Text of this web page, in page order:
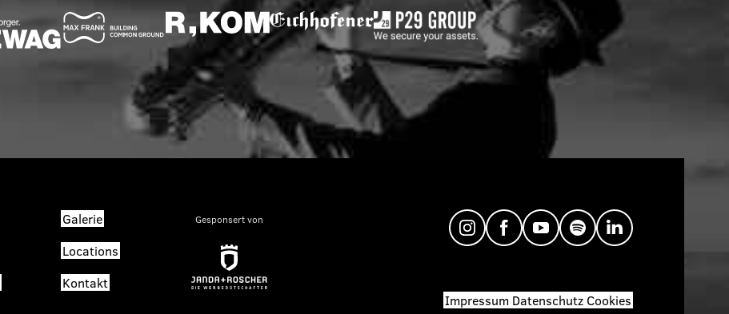
Galerie
Locations
Kontakt
Gesponsert von
Impressum Datenschutz Cookies